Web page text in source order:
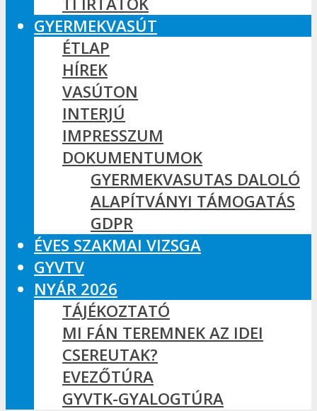
GYERMEKVASÚT
ÉTLAP
HÍREK
VASÚTON
INTERJÚ
IMPRESSZUM
DOKUMENTUMOK
GYERMEKVASUTAS DALOLÓ
ALAPÍTVÁNYI TÁMOGATÁS
GDPR
ÉVES SZAKMAI VIZSGA
GYVTV
NYÁR 2026
TÁJÉKOZTATÓ
MI FÁN TEREMNEK AZ IDEI
CSEREUTAK?
EVEZŐTÚRA
GYVTK-GYALOGTÚRA